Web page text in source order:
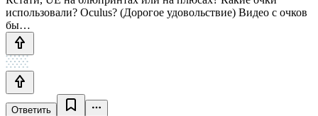
использовали? Oculus? (Дорогое удовольствие) Видео с очков
бы…
Ответить